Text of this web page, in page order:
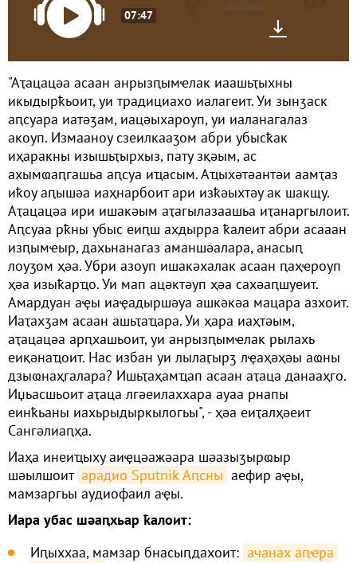
07:47
"Аҭацацәа асаан анрызԥымҽлак иаашьҭыхны
икыдырҟьоит, уи традициахо иалагеит. Уи зынӡаск
аԥсуара иатәӡам, иацәыхароуп, уи иаланагалаз
акоуп. Измааноу сзеилкааӡом абри убысҟак
иҳаракны изышьҭырхыз, пату зқәым, ас
ахымҩаԥгашьа аԥсуа иҵасым. Аҵыхәтәантәи аамҭаз
иҟоу аԥышәа иаҳнарбоит ари изҟәыхтәу ак шакщу.
Аҭацацәа ири ишакәым аҭагылазаашьа иҭанаргылоит.
Аԥсуаа рҟны убыс еиԥш ахдырра ҟалеит абри асааан
изԥымҽыр, дахьнанагаз аманшәалара, анасыԥ
лоуӡом ҳәа. Убри азоуп ишакәхалак асаан ԥаҳҽроуп
ҳәа изыҟарҵо. Уи мап ацәктәуп ҳәа сахәаԥшуеит.
Амардуан аҿы иаҿадыршәуа ашкәкәа мацара азхоит.
Иаҭахӡам асаан ашьҭаҵара. Уи ҳара иаҳтәым,
аҭацацәа арԥхашьоит, уи анрызԥымҽлак рылахь
еиқәнаҵоит. Нас избан уи лылаӷырӡ лҿаҳәҳәы аҩны
дзыҩнаҳгалара? Ишьҭаҳамҵап асаан аҭаца данааҳго.
Иџьасшьоит аҭаца лгәеилаххара ауаа рнапы
еинҟьаны иахьрыдыркылогьы", - ҳәа еиҭалҳәеит
Сангәлиаԥҳа.
Иаҳа инеиҵыху аиҿцәажәара шәазыӡырҩыр
шәылшоит арадио Sputnik Аԥсны аефир аҿы,
мамзаргьы аудиофаил аҿы.
Иара убас шәаԥхьар ҟалоит:
Иԥыххаа, мамзар бнасыԥдахоит: ачанах аԥҽра